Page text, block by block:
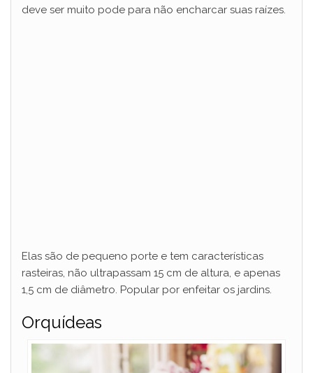
deve ser muito pode para não encharcar suas raízes.
Elas são de pequeno porte e tem características
rasteiras, não ultrapassam 15 cm de altura, e apenas
1,5 cm de diâmetro. Popular por enfeitar os jardins.
Orquídeas